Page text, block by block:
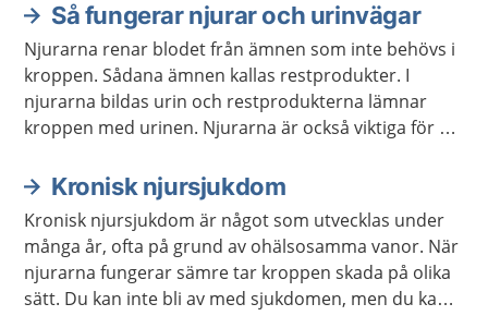
Aktuella artiklar
Så fungerar njurar och urinvägar
Njurarna renar blodet från ämnen som inte behövs i
kroppen. Sådana ämnen kallas restprodukter. I
njurarna bildas urin och restprodukterna lämnar
kroppen med urinen. Njurarna är också viktiga för att
i kroppen.
Kronisk njursjukdom
Kronisk njursjukdom är något som utvecklas under
många år, ofta på grund av ohälsosamma vanor. När
njurarna fungerar sämre tar kroppen skada på olika
sätt. Du kan inte bli av med sjukdomen, men du kan